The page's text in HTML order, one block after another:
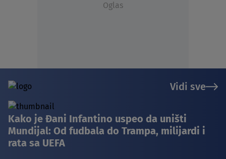
Oglas
Vidi sve
Kako je Đani Infantino uspeo da uništi
Mundijal: Od fudbala do Trampa, milijardi i
rata sa UEFA